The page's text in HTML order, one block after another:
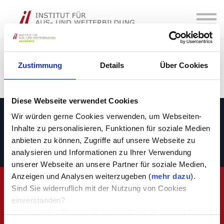
Zustimmung Details Über Cookies
Diese Webseite verwendet Cookies
Wir würden gerne Cookies verwenden, um Webseiten-
Inhalte zu personalisieren, Funktionen für soziale Medien
anbieten zu können, Zugriffe auf unsere Webseite zu
analysieren und Informationen zu Ihrer Verwendung
unserer Webseite an unsere Partner für soziale Medien,
Anzeigen und Analysen weiterzugeben (mehr dazu).
Sind Sie widerruflich mit der Nutzung von Cookies
einverstanden?
Über Uns
Kontakt
Cookie Declaration
für die il Online Akademie | il Aus- und Weiterbildung GmbH